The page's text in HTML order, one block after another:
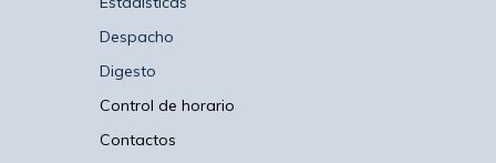
Despacho
Digesto
Control de horario
Contactos